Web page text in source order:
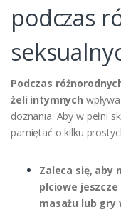
podczas
Podczas
żeli intymnych
doznania. Aby w pełni
pamiętać o kilku
Zaleca się, aby
płciowe
masażu lub gry